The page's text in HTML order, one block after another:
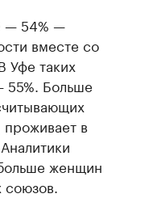
— 54% —
вместе со
Уфе таких
55%. Больше
в
женщин
союзов.